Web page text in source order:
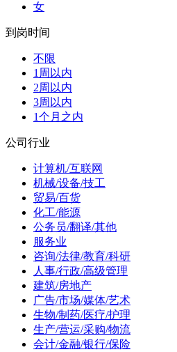
女
到岗时间
不限
1周以内
2周以内
3周以内
1个月之内
公司行业
计算机/互联网
机械/设备/技工
贸易/百货
化工/能源
公务员/翻译/其他
服务业
咨询/法律/教育/科研
人事/行政/高级管理
建筑/房地产
广告/市场/媒体/艺术
生物/制药/医疗/护理
生产/营运/采购/物流
会计/金融/银行/保险